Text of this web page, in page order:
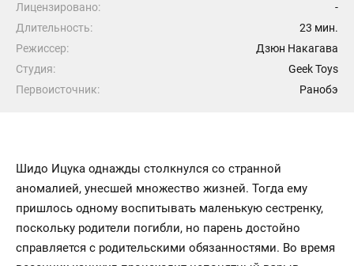
Лицензировано:
-
Длительность:
23 мин.
Режиссер:
Дзюн Накагава
Студия:
Geek Toys
Первоисточник:
Ранобэ
Шидо Ицука однажды столкнулся со странной
аномалией, унесшей множество жизней. Тогда ему
пришлось одному воспитывать маленькую сестренку,
поскольку родители погибли, но парень достойно
справляется с родительскими обязанностями. Во время